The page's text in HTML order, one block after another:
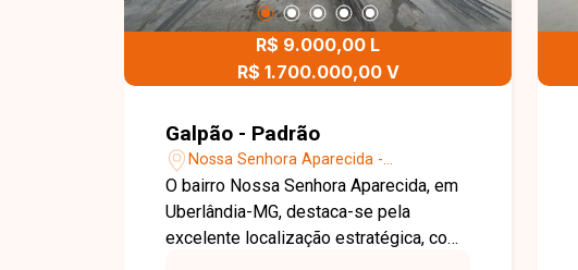
informações e agende uma visita para
conhecer este imóvel.
R$ 9.000,00 L
R$ 1.700.000,00 V
Galpão - Padrão
Nossa Senhora Aparecida -
Uberlândia/MG
O bairro Nossa Senhora Aparecida, em
Uberlândia-MG, destaca-se pela
excelente localização estratégica, com